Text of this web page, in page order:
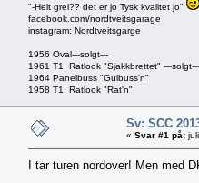
"-Helt grei?? det er jo Tysk kvalitet jo"
facebook.com/nordtveitsgarage
instagram: Nordtveitsgarge
1956 Oval---solgt---
1961 T1, Ratlook "Sjakkbrettet" ---solgt---
1964 Panelbuss "Gulbuss'n"
1958 T1, Ratlook "Rat'n"
Sv: SCC
« Svar #1 på:
I tar turen nordover! Men med